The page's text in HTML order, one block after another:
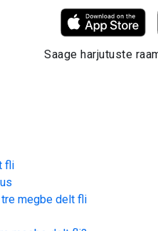
Saage harjutuste
fli
megbe delt fli